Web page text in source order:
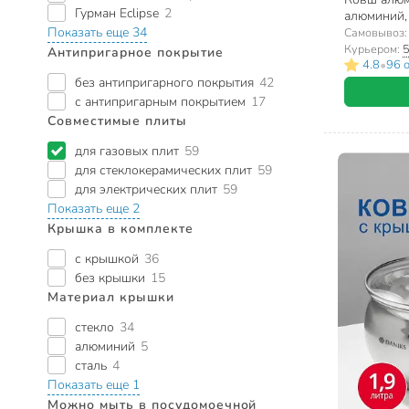
Гурман Eclipse 2
Показать еще 34
Антипригарное покрытие
без антипригарного покрытия 42
с антипригарным покрытием 17
Совместимые плиты
для газовых плит 59
для стеклокерамических плит 59
для электрических плит 59
Показать еще 2
Крышка в комплекте
с крышкой 36
без крышки 15
Материал крышки
стекло 34
алюминий 5
сталь 4
Показать еще 1
Можно мыть в посудомоечной
МТ-074
Самовывоз:
Курьером:
4.8•96